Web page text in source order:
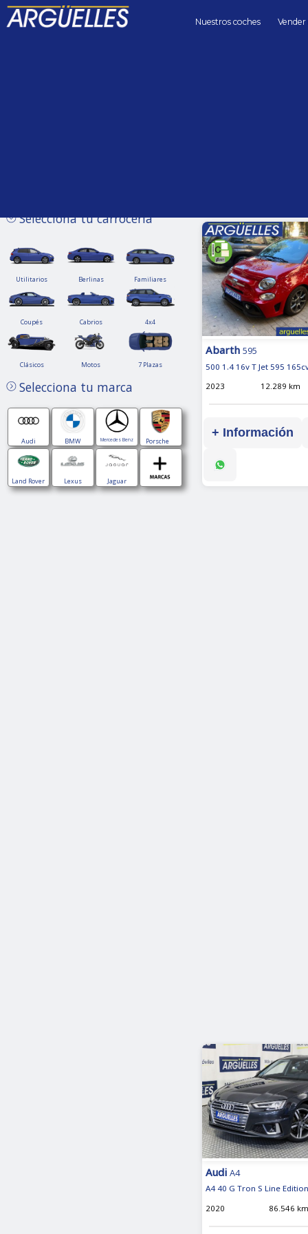
Nuestros coches
Abarth 595
500 1.4 16v T Jet 595
2023
12.289 km
+ Información
Audi A4
A4 40 G Tron S Line
2020
86.546 km
Selecciona tu carrocería
UtilitariosUtilitariosBerlinasBerlinasFamiliares
CoupésCoupés CabriosCabrios 4x4
ClásicosClásicos MotosMotos 7 Plazas7
Selecciona tu marca
Audi BMW Mercedes Benz Porsche
Land Rover Lexus Jaguar